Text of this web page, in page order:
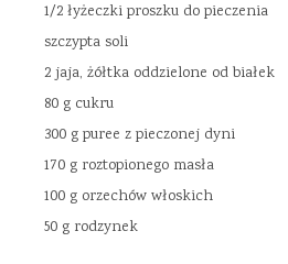
1/2 łyżeczki proszku do pieczenia
szczypta soli
2 jaja, żółtka oddzielone od białek
80 g cukru
300 g puree z pieczonej dyni
170 g roztopionego masła
100 g orzechów włoskich
50 g rodzynek